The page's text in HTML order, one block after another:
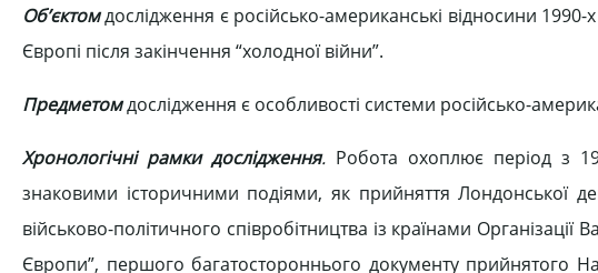
Об’єктомдослідження є російсько-американські відносини 1990-х
Європі після закінчення “холодної війни”.
Предметомдослідження є особливості системи російсько-
Хронологічні рамки дослідження. Робота охоплює період з
знаковими історичними подіями, як прийняття Лондонської
військово-політичного співробітництва із країнами
Європи”, першого багатостороннього документу прийнятого